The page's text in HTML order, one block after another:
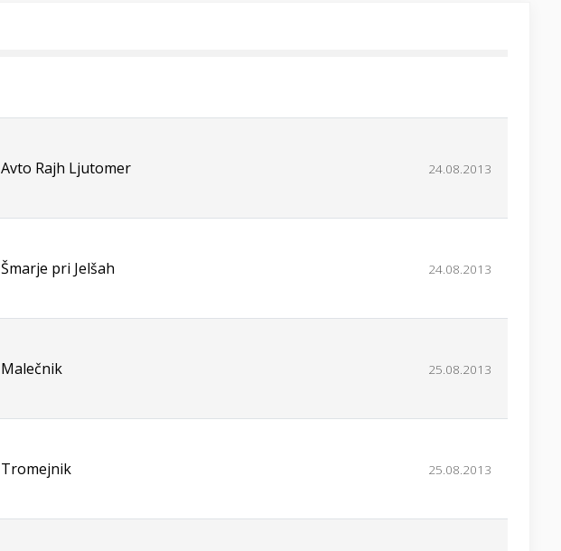
Avto Rajh Ljutomer 24.08.2013
Šmarje pri Jelšah 24.08.2013
Malečnik 25.08.2013
Tromejnik 25.08.2013